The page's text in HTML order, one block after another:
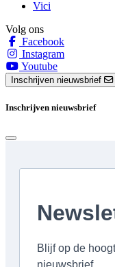
Vici
Volg ons
Facebook
Instagram
Youtube
Inschrijven nieuwsbrief
Inschrijven nieuwsbrief